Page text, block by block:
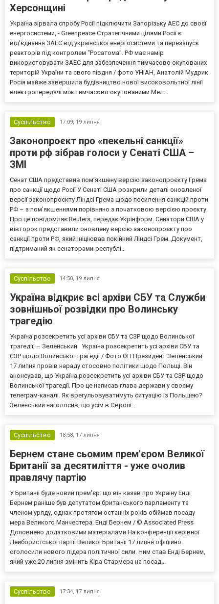
Херсонщині
Україна зірвала спробу Росії підключити Запорізьку АЕС до своєї
енергосистеми, - Greenpeace Стратегічними цілями Росії є
від'єднання ЗАЕС від української енергосистеми та перезапуск
реакторів під контролем "Росатома". РФ має намір
використовувати ЗАЕС для забезпечення тимчасово окупованих
територій України та свого півдня / фото УНІАН, Анатолій Мудрик
Росія майже завершила будівництво нової високовольтної лінії
електропередачі між тимчасово окупованими Мел...
Суспільство 17:09, 19 липня
Законопроєкт про «пекельні санкції»
проти рф зібрав голоси у Сенаті США –
ЗМІ
Сенат США представив пом’якшену версію законопроєкту Грема
про санкції щодо Росії У Сенаті США розкрили деталі оновленої
версії законопроєкту Ліндсі Грема щодо посилення санкцій проти
РФ – з пом’якшеннями порівняно з початковою версією проєкту.
Про це повідомляє Reuters, передає Укрінформ. Сенатори США у
вівторок представили оновлену версію законопроєкту про
санкції проти РФ, який ініціював покійний Ліндсі Грем. Документ,
підтриманий як сенаторами-республі...
Суспільство 14:50, 19 липня
Україна відкриє всі архіви СБУ та Служби
зовнішньої розвідки про Волинську
трагедію
Україна розсекретить усі архіви СБУ та СЗР щодо Волинської
трагедії, – Зеленський Україна розсекретить усі архіви СБУ та
СЗР щодо Волинської трагедії / Фото ОП Президент Зеленський
17 липня провів нараду стосовно політики щодо Польщі. Він
анонсував, що Україна розсекретить усі архіви СБУ та СЗР щодо
Волинської трагедії. Про це написав глава держави у своєму
телеграм-каналі. Як врегульовуватимуть ситуацію із Польщею?
Зеленський наголосив, що усім в Європі...
Суспільство 18:58, 17 липня
Бернем стане сьомим прем'єром Великої
Британії за десятиліття - уже очолив
правлячу партію
У Британії буде новий прем'єр: що він казав про Україну Енді
Бернем раніше був депутатом британського парламенту та
членом уряду, однак протягом останніх років обіймав посаду
мера Великого Манчестера. Енді Бернем / © Associated Press
Доповнено додатковими матеріалами На конференції керівної
Лейбористської партії Великої Британії 17 липня офіційно
оголосили нового лідера політичної сили. Ним став Енді Бернем,
який уже 20 липня змінить Кіра Стармера на посад...
Суспільство 17:34, 17 липня